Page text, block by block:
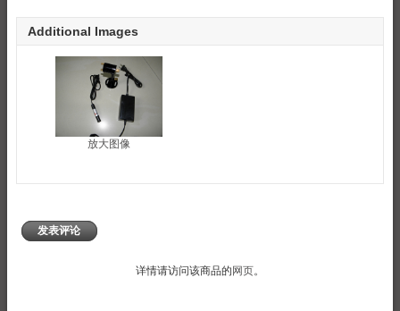
Additional Images
放大图像
发表评论
详情请访问该商品的 网页。